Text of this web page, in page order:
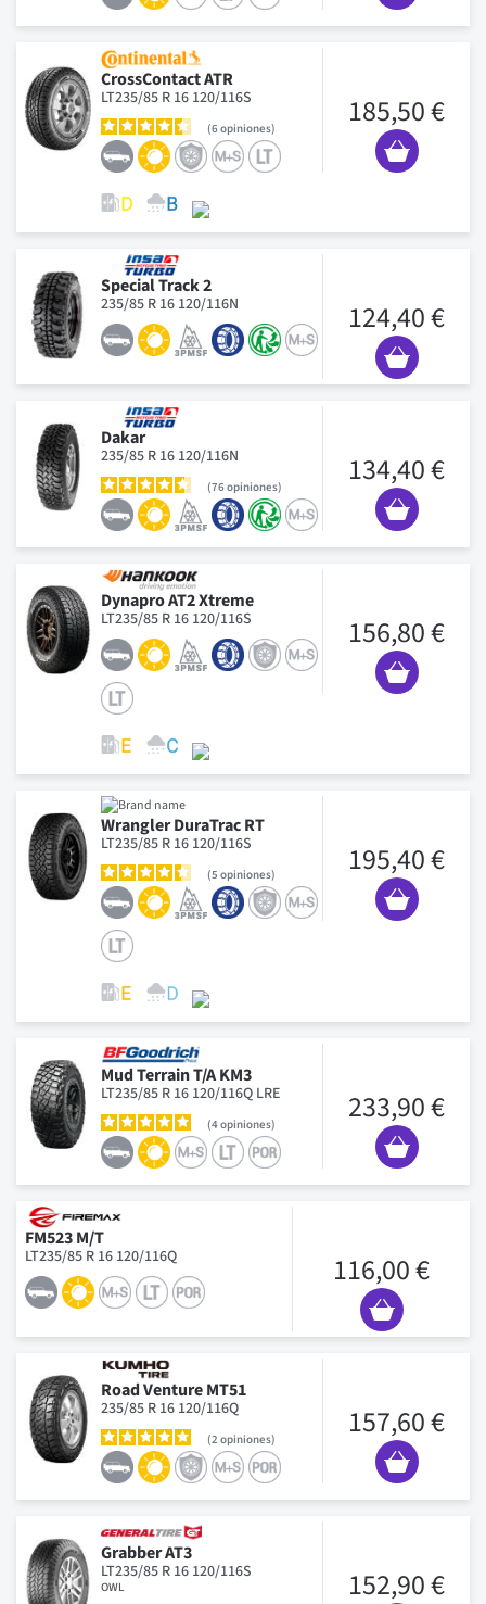
CrossContact ATR
LT235/85 R 16 120/116S
6opiniones 185,50 €
Special Track 2
235/85 R 16 120/116N 124,40 €
Dakar
235/85 R 16 120/116N
76opiniones 134,40 €
Dynapro AT2 Xtreme
LT235/85 R 16 120/116S 156,80 €
Wrangler DuraTrac RT
LT235/85 R 16 120/116S
5 opiniones 195,40 €
Mud Terrain T/A KM3
LT235/85 R 16 120/116Q LRE
4opiniones 233,90 €
FM523 M/T
LT235/85 R 16 120/116Q 116,00 €
Road Venture MT51
235/85 R 16 120/116Q
2 opiniones 157,60 €
Grabber AT3
LT235/85 R 16 120/116S
OWL
152,90 €